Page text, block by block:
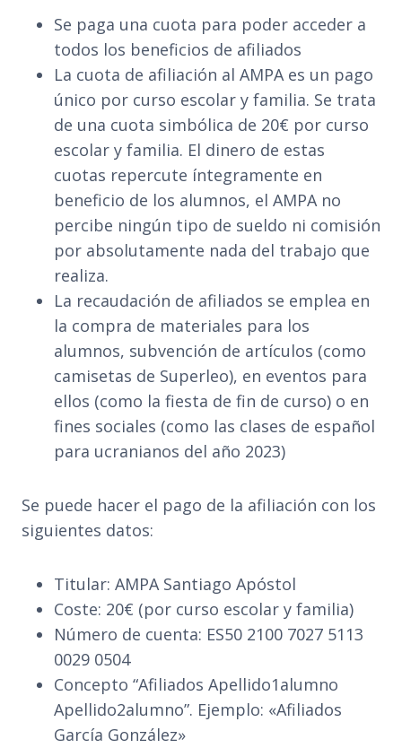
Se paga una cuota para poder acceder a
todos los beneficios de afiliados
La cuota de afiliación al AMPA es un pago
único por curso escolar y familia. Se trata
de una cuota simbólica de 20€ por curso
escolar y familia. El dinero de estas
cuotas repercute íntegramente en
beneficio de los alumnos, el AMPA no
percibe ningún tipo de sueldo ni comisión
por absolutamente nada del trabajo que
realiza.
La recaudación de afiliados se emplea en
la compra de materiales para los
alumnos, subvención de artículos (como
camisetas de Superleo), en eventos para
ellos (como la fiesta de fin de curso) o en
fines sociales (como las clases de español
para ucranianos del año 2023)
Se puede hacer el pago de la afiliación con los
siguientes datos:
Titular: AMPA Santiago Apóstol
Coste: 20€ (por curso escolar y familia)
Número de cuenta: ES50 2100 7027 5113
0029 0504
Concepto “Afiliados Apellido1alumno
Apellido2alumno”. Ejemplo: «Afiliados
García González»